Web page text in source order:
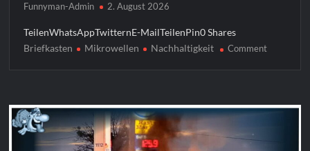
Funnyman-Admin 2. August 2026
TeilenWhatsAppTwitternE-MailTeilenPin0 Shares
Briefkasten
Mikrowellen Nachhaltigkeit Commenton